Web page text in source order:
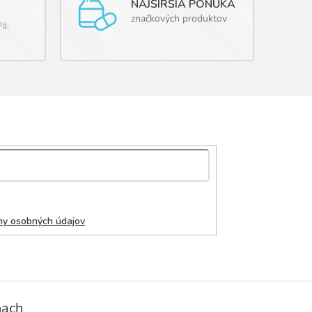
NAJŠIRŠIA PONUKA
značkových produktov
osobných údajov